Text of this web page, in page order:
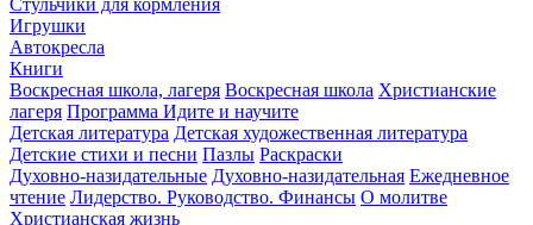
Стульчики для кормления
Игрушки
Автокресла
Книги
Воскресная школа, лагеря Воскресная школа Христианские
лагеря Программа Идите и научите
Детская литература Детская художественная литература
Детские стихи и песни Пазлы Раскраски
Духовно-назидательные Духовно-назидательная Ежедневное
чтение Лидерство. Руководство. Финансы О молитве
Христианская жизнь